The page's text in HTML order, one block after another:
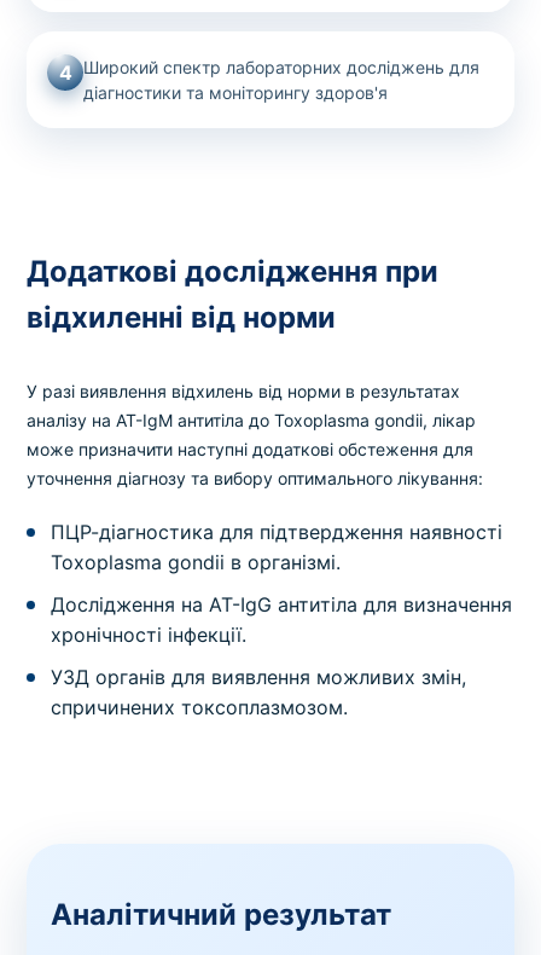
4 Широкий спектр лабораторних досліджень для
діагностики та моніторингу здоров'я
Додаткові дослідження при
відхиленні від норми
У разі виявлення відхилень від норми в результатах
аналізу на AT-IgМ антитіла до Toxoplasma gondii, лікар
може призначити наступні додаткові обстеження для
уточнення діагнозу та вибору оптимального лікування:
ПЦР-діагностика для підтвердження наявності
Toxoplasma gondii в організмі.
Дослідження на AT-IgG антитіла для визначення
хронічності інфекції.
УЗД органів для виявлення можливих змін,
спричинених токсоплазмозом.
Аналітичний результат